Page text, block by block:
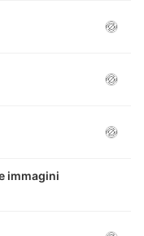
immagini